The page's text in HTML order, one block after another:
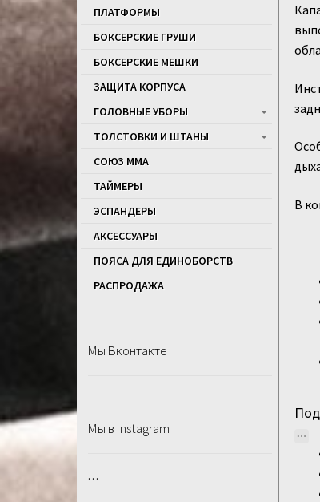
В
ПЛАТФОРМЫ
БОКСЕРСКИЕ ГРУШИ
БОКСЕРСКИЕ МЕШКИ
ЗАЩИТА КОРПУСА
ГОЛОВНЫЕ УБОРЫ
ТОЛСТОВКИ И ШТАНЫ
СОЮЗ ММА
ТАЙМЕРЫ
ЭСПАНДЕРЫ
АКСЕССУАРЫ
ПОЯСА ДЛЯ ЕДИНОБОРСТВ
РАСПРОДАЖA
Мы Вконтакте
Мы в Instagram
…